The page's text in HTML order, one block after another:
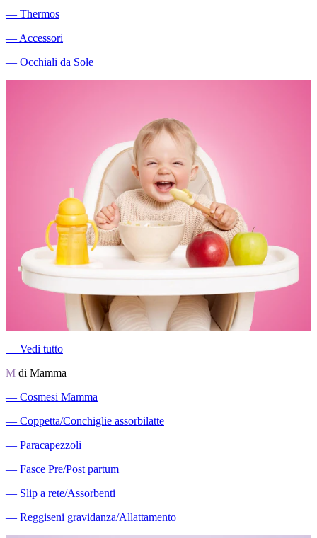
― Thermos
― Accessori
― Occhiali da Sole
― Vedi tutto
M di Mamma
― Cosmesi Mamma
― Coppetta/Conchiglie assorbilatte
― Paracapezzoli
― Fasce Pre/Post partum
― Slip a rete/Assorbenti
― Reggiseni gravidanza/Allattamento